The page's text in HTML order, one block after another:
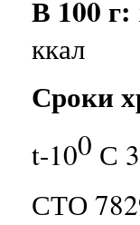
В 100 г:
ккал
Сроки
t-100 С
СТО